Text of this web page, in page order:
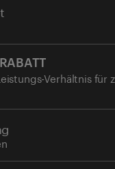
Verhältnis für